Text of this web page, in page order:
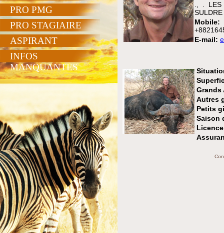
PRO PMG
PRO STAGIAIRE
ASPIRANT
INFOS
MANQUANTES
., .
SULDRE
Mobile:
E-mail:
Grands
Autres
Petits
Saison